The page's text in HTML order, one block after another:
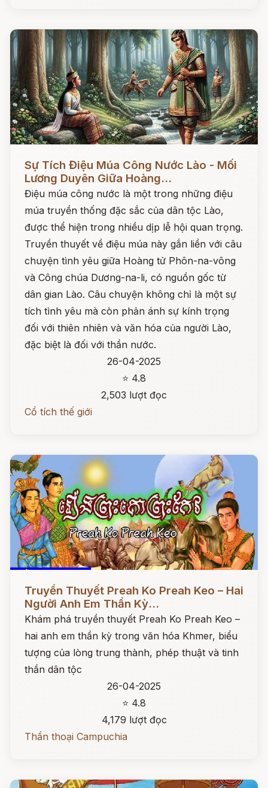
Sự Tích Điệu Múa Công Nước Lào - Mối
Lương Duyên Giữa Hoàng...
Điệu múa công nước là một trong những điệu
múa truyền thống đặc sắc của dân tộc Lào,
được thể hiện trong nhiều dịp lễ hội quan trọng.
Truyền thuyết về điệu múa này gắn liền với câu
chuyện tình yêu giữa Hoàng tử Phôn-na-vông
và Công chúa Dương-na-li, có nguồn gốc từ
dân gian Lào. Câu chuyện không chỉ là một sự
tích tình yêu mà còn phản ánh sự kính trọng
đối với thiên nhiên và văn hóa của người Lào,
đặc biệt là đối với thần nước.
26-04-2025
⭐ 4.8
2,503 lượt đọc
Cổ tích thế giới
Đọc ngay
Truyền Thuyết Preah Ko Preah Keo – Hai
Người Anh Em Thần Kỳ...
Khám phá truyền thuyết Preah Ko Preah Keo –
hai anh em thần kỳ trong văn hóa Khmer, biểu
tượng của lòng trung thành, phép thuật và tinh
thần dân tộc
26-04-2025
⭐ 4.8
4,179 lượt đọc
Thần thoại Campuchia